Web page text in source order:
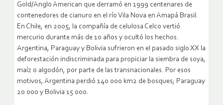
Gold/Anglo American que derramó en 1999 centenares de
contenedores de cianuro en el río Vila Nova en Amapá Brasil.
En Chile, en 2005, la compañía de celulosa Celco vertió
mercurio durante más de 10 años y ocultó los hechos.
Argentina, Paraguay y Bolivia sufrieron en el pasado siglo XX la
deforestación indiscriminada para propiciar la siembra de soya,
maíz o algodón, por parte de las transnacionales. Por esos
motivos, Argentina perdió 140 000 km2 de bosques; Paraguay
20 000 y Bolivia 15 000.